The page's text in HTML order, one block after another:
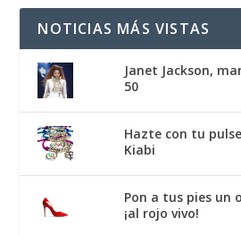
NOTICIAS MÁS VISTAS
Janet Jackson,
50
Hazte con tu
Kiabi
Pon a tus pies un
¡al rojo vivo!